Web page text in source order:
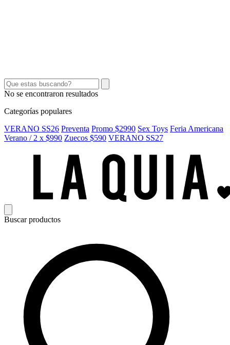
No se encontraron resultados
Categorías populares
VERANO SS26 Preventa Promo $2990 Sex Toys Feria Americana
Verano / 2 x $990 Zuecos $590 VERANO SS27
Buscar productos